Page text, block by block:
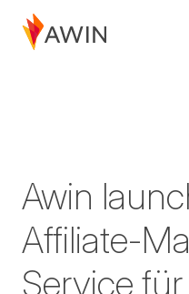
Awin
Affiliate-
Service